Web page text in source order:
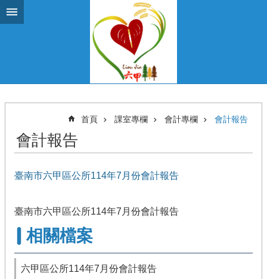
跳到主要內容區塊
首頁 課室專欄 會計專欄 會計報告
會計報告
臺南市六甲區公所114年7月份會計報告
臺南市六甲區公所114年7月份會計報告
相關檔案
六甲區公所114年7月份會計報告